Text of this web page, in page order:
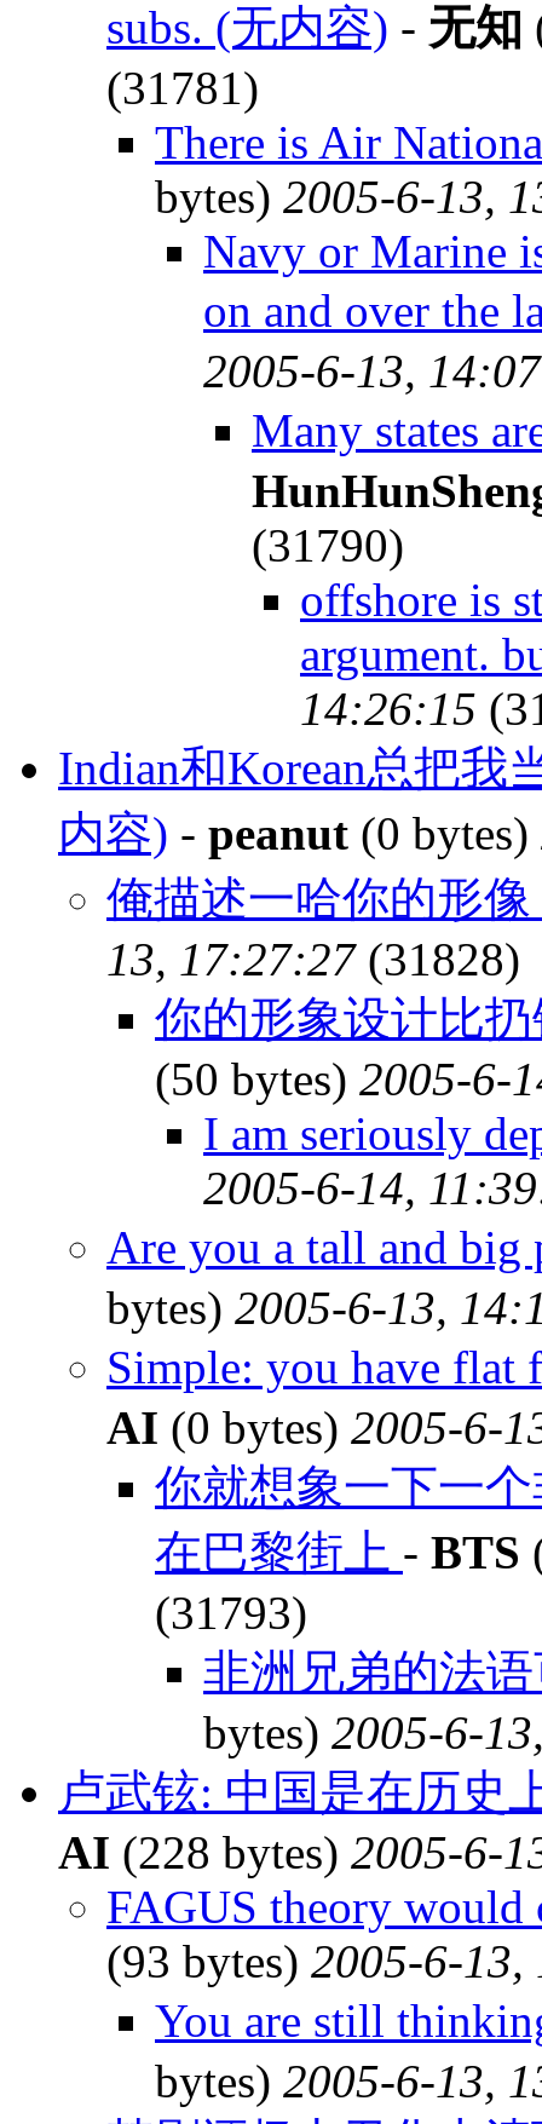
subs. (无内容) - 无知
(31781)
There is Air
bytes) 2005-6-13,
Navy or Marine
on and over the
2005-6-13,
Many states
(31790)
offshore is
argument.
14:26:15
Indian和Korean总把我
内容) - peanut (0 bytes)
俺描述一哈你的形
13, 17:27:27(31828)
你的形象设计比
(50 bytes) 2005-6-
I am seriously
2005-6-14,
Are you a tall and big
bytes) 2005-6-13,
Simple: you have flat
AI (0 bytes) 2005-6-
你就想象一下一
在巴黎街上 - BTS
(31793)
非洲兄弟的法
bytes) 2005-6-
卢武铉: 中国是在历史
AI (228 bytes) 2005-6-
FAGUS theory
(93 bytes) 2005-6-13,
You are still
bytes) 2005-6-13,